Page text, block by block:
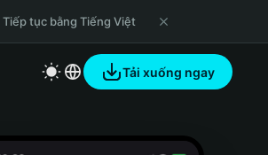
Tiếp tục bằng Tiếng Việt
Tải xuống ngay